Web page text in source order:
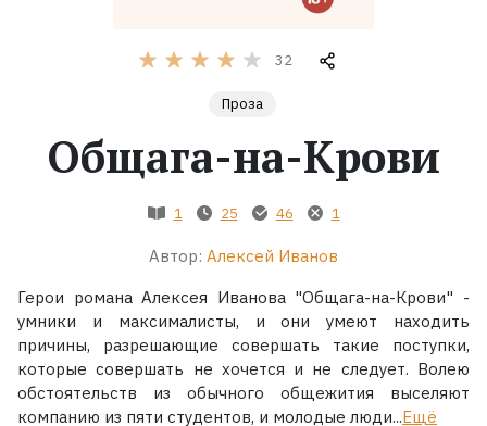
Экранизации
32
Проза
Общага-на-Крови
1 25 46 1
Автор: Алексей Иванов
Герои романа Алексея Иванова "Общага-на-Крови" -
умники и максималисты, и они умеют находить
причины, разрешающие совершать такие поступки,
которые совершать не хочется и не следует. Волею
обстоятельств из обычного общежития выселяют
компанию из пяти студентов, и молодые люди...Ещё